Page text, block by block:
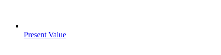
Present Value